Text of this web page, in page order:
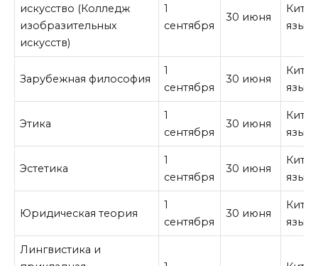
искусство (Колледж
изобразительных
искусств)
1
сентября
30 июня
язык
Зарубежная философия
1
сентября
30 июня
язык
Этика
1
сентября
30 июня
язык
Эстетика
1
сентября
30 июня
язык
Юридическая теория
1
сентября
30 июня
язык
Лингвистика и